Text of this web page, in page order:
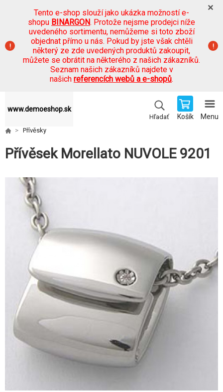
Tento e-shop slouží jako ukázka možností e-
shopu BINARGON. Protože nejsme prodejci níže
uvedeného sortimentu, nemůžeme si toto zboží
objednat přímo u nás. Pokud by jste však chtěli
některý ze zde uvedených produktů zakoupit,
můžete se obrátit na některého z našich zákazníků.
Seznam našich zákazníků najdete v
našich referencích webů a e-shopů.
www.demoeshop.sk
Hľadať Košík Menu
Přívěsky
Přívěsek Morellato NUVOLE 9201